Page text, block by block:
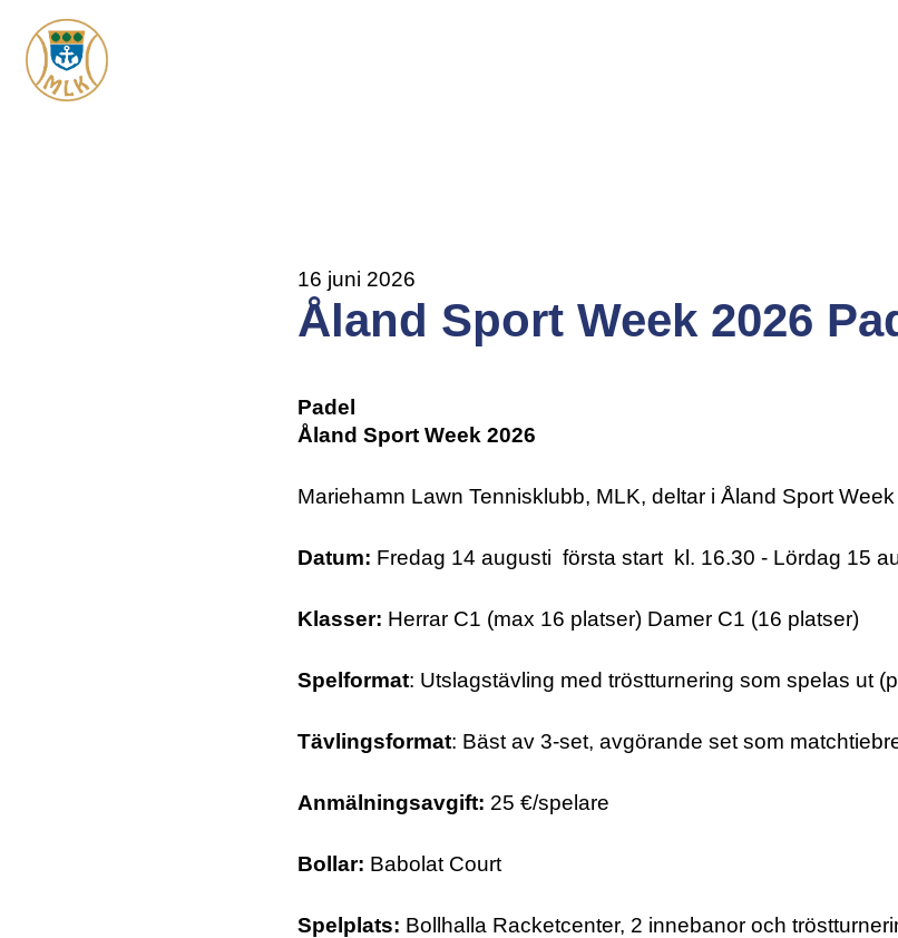
Hoppa
till
huvudinnehåll
16 juni 2026
Åland Sport Week 2026
Padel
Åland Sport Week 2026
Mariehamn Lawn Tennisklubb, MLK, deltar i Åland Sport
Datum: Fredag 14 augusti första start kl. 16.30 - Lördag 15
Klasser: Herrar C1 (max 16 platser) Damer C1 (16 platser)
Spelformat: Utslagstävling med tröstturnering som spelas ut
Tävlingsformat: Bäst av 3-set, avgörande set som
Anmälningsavgift: 25 €/spelare
Bollar: Babolat Court
Spelplats: Bollhalla Racketcenter, 2 innebanor och